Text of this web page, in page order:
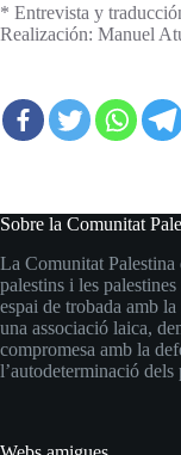
* Entrevista y
Realización: Manuel
Sobre la Comunitat
La Comunitat Palestina
palestins i les
espai de trobada amb
una associació laica,
compromesa amb la
l’autodeterminació dels